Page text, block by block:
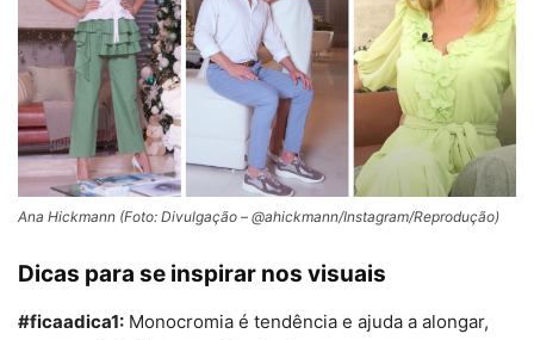
Ana Hickmann (Foto: Divulgação – @ahickmann/Instagram/Reprodução)
Dicas para se inspirar nos visuais
#ficaadica1: Monocromia é tendência e ajuda a alongar,